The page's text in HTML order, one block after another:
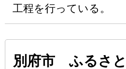
工程を行っている。
別府市 ふるさ